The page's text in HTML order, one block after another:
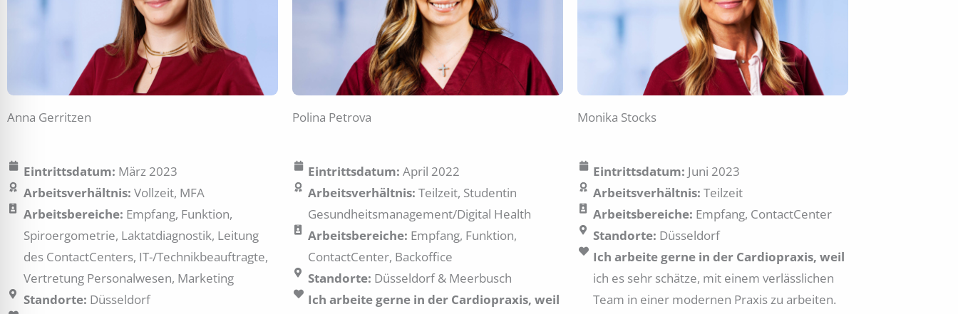
Anna Gerritzen
Eintrittsdatum: März 2023
Arbeitsverhältnis: Vollzeit, MFA
Arbeitsbereiche: Empfang, Funktion,
Spiroergometrie, Laktatdiagnostik, Leitung
des ContactCenters, IT-/Technikbeauftragte,
Vertretung Personalwesen, Marketing
Standorte: Düsseldorf
Polina Petrova
Eintrittsdatum: April 2022
Arbeitsverhältnis: Teilzeit, Studentin
Gesundheitsmanagement/Digital Health
Arbeitsbereiche: Empfang, Funktion,
ContactCenter, Backoffice
Standorte: Düsseldorf & Meerbusch
Ich arbeite gerne in der Cardiopraxis, weil
Monika Stocks
Eintrittsdatum: Juni 2023
Arbeitsverhältnis: Teilzeit
Arbeitsbereiche: Empfang, ContactCenter
Standorte: Düsseldorf
Ich arbeite gerne in der Cardiopraxis, weil
ich es sehr schätze, mit einem verlässlichen
Team in einer modernen Praxis zu arbeiten.